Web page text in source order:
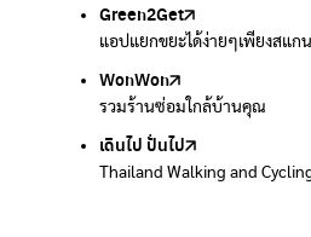
Green2Get
แอปแยกขยะได้ง่ายๆเพียงสแก
WonWon
รวมร้านซ่อมใกล้บ้านคุณ
เดินไป ปั่นไป
Thailand Walking and
ทิ้ง E-Waste กับ AIS
กำจัด E-waste อย่างถูกวิธี ตา
WonWon
รวมร้านซ่อมใกล้บ้านคุณ